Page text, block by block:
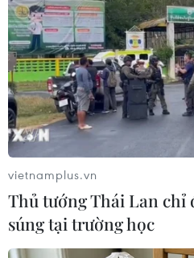
TIN LIÊN QUAN
vietnamplus.vn
Thủ tướng Thái Lan chỉ
súng tại trường học